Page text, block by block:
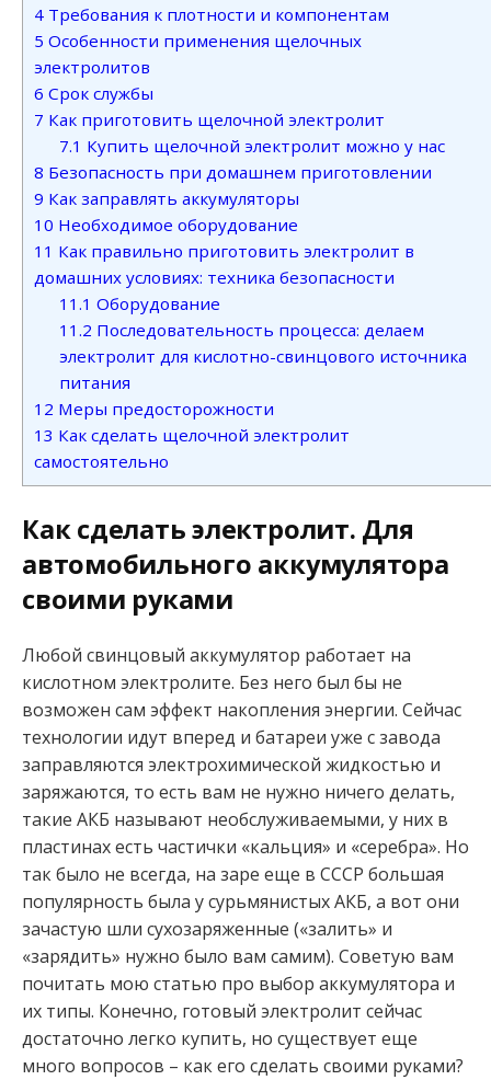
4 Требования к плотности и компонентам
5 Особенности применения щелочных
электролитов
6 Срок службы
7 Как приготовить щелочной электролит
7.1 Купить щелочной электролит можно у нас
8 Безопасность при домашнем приготовлении
9 Как заправлять аккумуляторы
10 Необходимое оборудование
11 Как правильно приготовить электролит в
домашних условиях: техника безопасности
11.1 Оборудование
11.2 Последовательность процесса: делаем
электролит для кислотно-свинцового источника
питания
12 Меры предосторожности
13 Как сделать щелочной электролит
самостоятельно
Как сделать электролит. Для
автомобильного аккумулятора
своими руками
Любой свинцовый аккумулятор работает на
кислотном электролите. Без него был бы не
возможен сам эффект накопления энергии. Сейчас
технологии идут вперед и батареи уже с завода
заправляются электрохимической жидкостью и
заряжаются, то есть вам не нужно ничего делать,
такие АКБ называют необслуживаемыми, у них в
пластинах есть частички «кальция» и «серебра». Но
так было не всегда, на заре еще в СССР большая
популярность была у сурьмянистых АКБ, а вот они
зачастую шли сухозаряженные («залить» и
«зарядить» нужно было вам самим). Советую вам
почитать мою статью про выбор аккумулятора и
их типы. Конечно, готовый электролит сейчас
достаточно легко купить, но существует еще
много вопросов – как его сделать своими руками?